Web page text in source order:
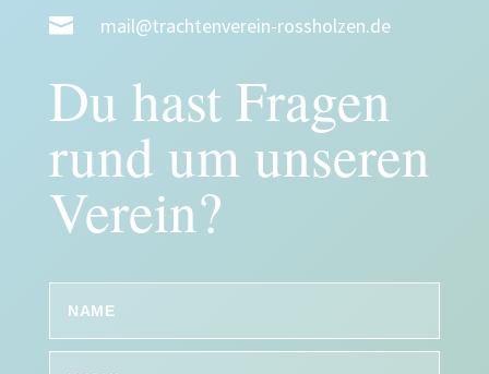
 mail@trachtenverein-rossholzen.de
Du hast Fragen
rund um unseren
Verein?